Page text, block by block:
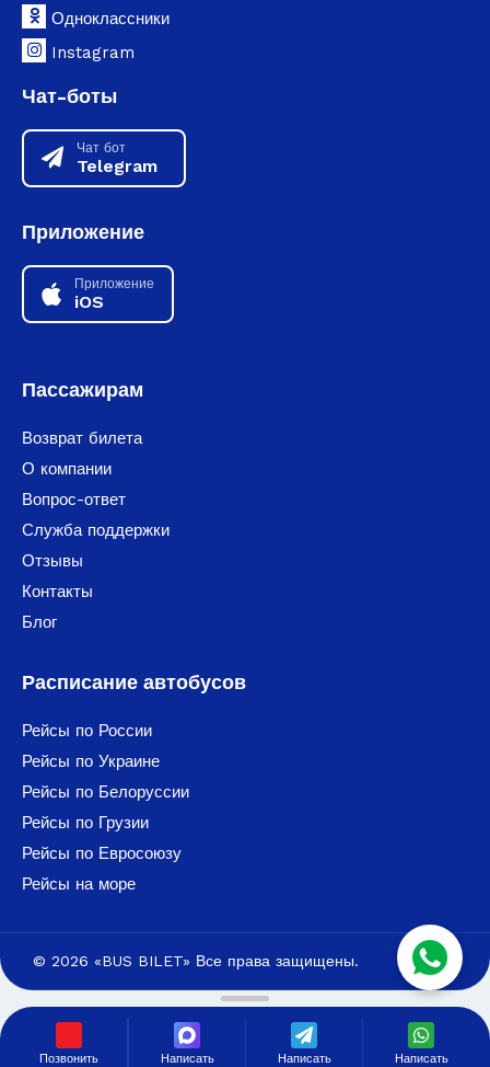
Одноклассники
Instagram
Чат-боты
Чат бот
Telegram
Приложение
Приложение
iOS
Пассажирам
Возврат билета
О компании
Вопрос-ответ
Служба поддержки
Отзывы
Контакты
Блог
Расписание автобусов
Рейсы по России
Рейсы по Украине
Рейсы по Белоруссии
Рейсы по Грузии
Рейсы по Евросоюзу
Рейсы на море
© 2026 «BUS BILET» Все права защищены.
Позвонить Написать Написать Написать